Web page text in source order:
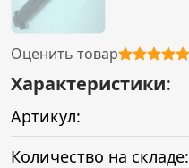
Оценить товар
Характеристики:
Артикул:
Количество на складе: